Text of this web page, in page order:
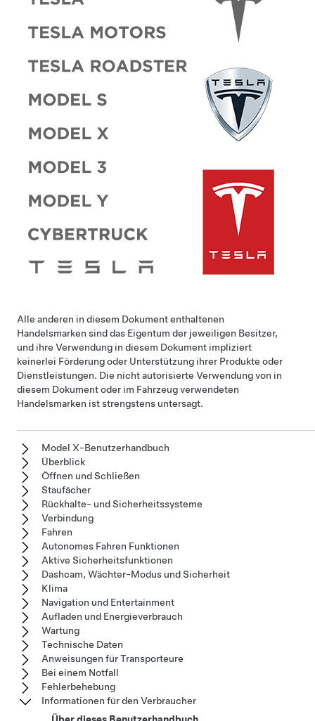
Alle anderen in diesem Dokument enthaltenen
Handelsmarken sind das Eigentum der jeweiligen Besitzer,
und ihre Verwendung in diesem Dokument impliziert
keinerlei Förderung oder Unterstützung ihrer Produkte oder
Dienstleistungen. Die nicht autorisierte Verwendung von in
diesem Dokument oder im Fahrzeug verwendeten
Handelsmarken ist strengstens untersagt.
Model X-Benutzerhandbuch
Überblick
Öffnen und Schließen
Staufächer
Rückhalte- und Sicherheitssysteme
Verbindung
Fahren
Autonomes Fahren Funktionen
Aktive Sicherheitsfunktionen
Dashcam, Wächter-Modus und Sicherheit
Klima
Navigation und Entertainment
Aufladen und Energieverbrauch
Wartung
Technische Daten
Anweisungen für Transporteure
Bei einem Notfall
Fehlerbehebung
Informationen für den Verbraucher